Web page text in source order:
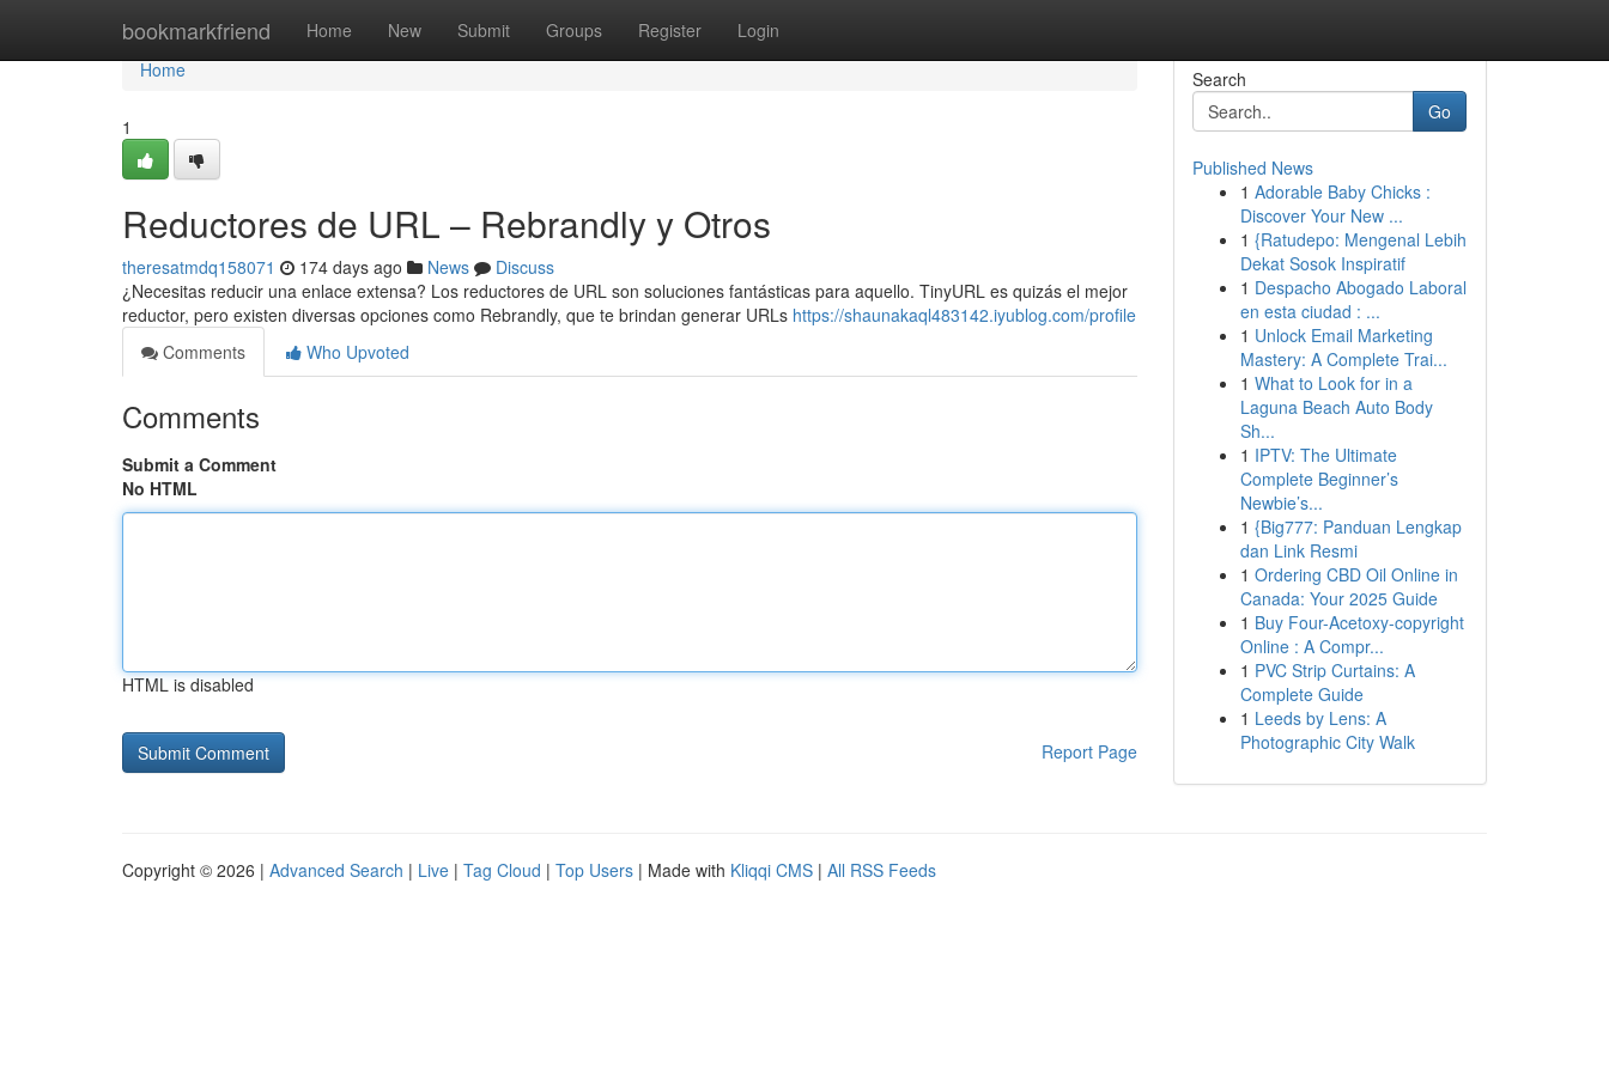
bookmarkfriend Home New Submit Groups Register Login
Home
Home
1
Reductores de URL – Rebrandly y Otros
theresatmdq158071 174 days ago News
Discuss
¿Necesitas reducir una enlace extensa? Los reductores de URL son soluciones fantásticas para aquello. TinyURL es quizás el mejor
reductor, pero existen diversas opciones como Rebrandly, que te brindan generar URLs https://shaunakaql483142.iyublog.com/profile
Comments
Who Upvoted
Comments
Submit a Comment
No HTML
HTML is disabled
Report Page
Search
Go
Published News
1 Adorable Baby Chicks :
Discover Your New ...
1 {Ratudepo: Mengenal Lebih
Dekat Sosok Inspiratif
1 Despacho Abogado Laboral
en esta ciudad : ...
1 Unlock Email Marketing
Mastery: A Complete Trai...
1 What to Look for in a
Laguna Beach Auto Body
Sh...
1 IPTV: The Ultimate
Complete Beginner’s
Newbie’s...
1 {Big777: Panduan Lengkap
dan Link Resmi
1 Ordering CBD Oil Online in
Canada: Your 2025 Guide
1 Buy Four-Acetoxy-copyright
Online : A Compr...
1 PVC Strip Curtains: A
Complete Guide
1 Leeds by Lens: A
Photographic City Walk
Copyright © 2026 | Advanced Search | Live | Tag Cloud | Top Users | Made with Kliqqi CMS | All RSS Feeds